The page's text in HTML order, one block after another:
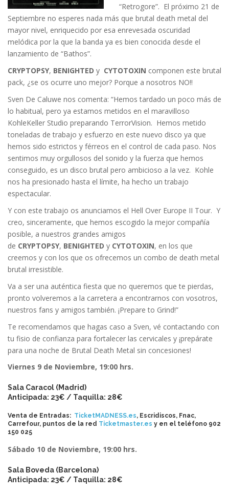
“Retrogore”. El próximo 21 de
Septiembre no esperes nada más que brutal death metal del
mayor nivel, enriquecido por esa enrevesada oscuridad
melódica por la que la banda ya es bien conocida desde el
lanzamiento de “Bathos”.
CRYPTOPSY, BENIGHTED y CYTOTOXIN componen este brutal
pack, ¿se os ocurre uno mejor? Porque a nosotros NO!!
Sven De Caluwe nos comenta: “Hemos tardado un poco más de
lo habitual, pero ya estamos metidos en el maravilloso
KohleKeller Studio preparando TerrorVision. Hemos metido
toneladas de trabajo y esfuerzo en este nuevo disco ya que
hemos sido estrictos y férreos en el control de cada paso. Nos
sentimos muy orgullosos del sonido y la fuerza que hemos
conseguido, es un disco brutal pero ambicioso a la vez. Kohle
nos ha presionado hasta el límite, ha hecho un trabajo
espectacular.
Y con este trabajo os anunciamos el Hell Over Europe II Tour. Y
creo, sinceramente, que hemos escogido la mejor compañía
posible, a nuestros grandes amigos
de CRYPTOPSY, BENIGHTED y CYTOTOXIN, en los que
creemos y con los que os ofrecemos un combo de death metal
brutal irresistible.
Va a ser una auténtica fiesta que no queremos que te pierdas,
pronto volveremos a la carretera a encontrarnos con vosotros,
nuestros fans y amigos también. ¡Prepare to Grind!”
Te recomendamos que hagas caso a Sven, vé contactando con
tu fisio de confianza para fortalecer las cervicales y ¡prepárate
para una noche de Brutal Death Metal sin concesiones!
Viernes 9 de Noviembre, 19:00 hrs.
Sala Caracol (Madrid)
Anticipada: 23€ / Taquilla: 28€
Venta de Entradas: TicketMADNESS.es, Escridiscos, Fnac,
Carrefour, puntos de la red Ticketmaster.es y en el teléfono 902
150 025
Sábado 10 de Noviembre, 19:00 hrs.
Sala Boveda (Barcelona)
Anticipada: 23€ / Taquilla: 28€